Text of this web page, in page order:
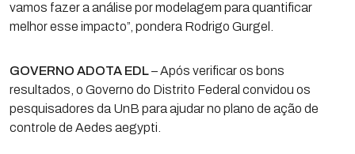
vamos fazer a análise por modelagem para quantificar
melhor esse impacto”, pondera Rodrigo Gurgel.
GOVERNO ADOTA EDL– Após verificar os bons
resultados, o Governo do Distrito Federal convidou os
pesquisadores da UnB para ajudar no plano de ação de
controle de Aedes aegypti.